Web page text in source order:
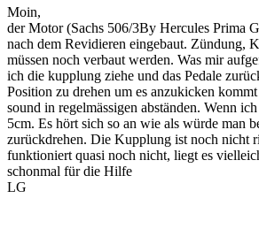
Moin,
der Motor (Sachs 506/3By Hercules Prima
nach dem Revidieren eingebaut. Zündung,
müssen noch verbaut werden. Was mir
ich die kupplung ziehe und das Pedale
Position zu drehen um es anzukicken
sound in regelmässigen abständen. Wenn
5cm. Es hört sich so an wie als würde man
zurückdrehen. Die Kupplung ist noch nicht
funktioniert quasi noch nicht, liegt es
schonmal für die Hilfe
LG